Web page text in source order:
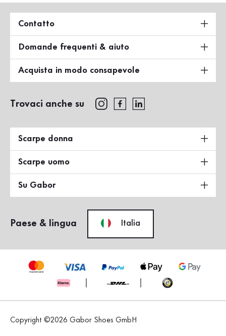
Contatto
Domande frequenti & aiuto
Acquista in modo consapevole
Trovaci anche su
Scarpe donna
Scarpe uomo
Su Gabor
Paese & lingua Italia
Copyright ©2026 Gabor Shoes GmbH